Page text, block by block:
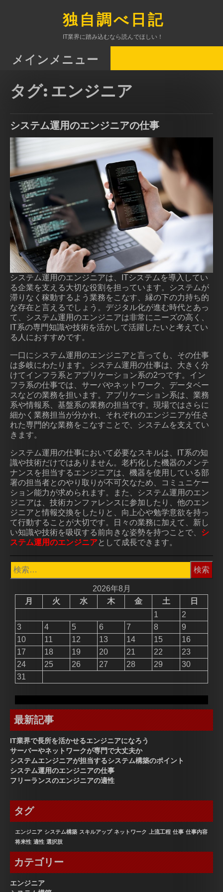
独自調べ日記
IT業界に踏み込むなら読んでほしい！
メインメニュー
タグ: エンジニア
システム運用のエンジニアの仕事
システム運用のエンジニアは、ITシステムを導入してい
る企業を支える大切な役割を担っています。システムが
滞りなく稼動するよう業務をこなす、縁の下の力持ち的
な存在と言えるでしょう。デジタル化が進む時代とあっ
て、システム運用のエンジニアは非常にニーズの高く、
IT系の専門知識や技術を活かして活躍したいと考えてい
る人におすすめです。
一口にシステム運用のエンジニアと言っても、その仕事
は多岐にわたります。システム運用の仕事は、大きく分
けてインフラ系とアプリケーション系の2つです。イン
フラ系の仕事では、サーバやネットワーク、データベー
スなどの業務を担います。アプリケーション系は、業務
系や情報系、基盤系の業務の担当です。現場ではさらに
細かく業務担当が分かれ、それぞれのエンジニアが任さ
れた専門的な業務をこなすことで、システムを支えてい
きます。
システム運用の仕事において必要なスキルは、IT系の知
識や技術だけではありません。老朽化した機器のメンテ
ナンスを担当するエンジニアは、機器を使用している部
署の担当者とのやり取りが不可欠なため、コミュニケー
ション能力が求められます。また、システム運用のエン
ジニアは、技術カンファレンスに参加したり、他のエン
ジニアと情報交換をしたりと、向上心や勉学意欲を持っ
て行動することが大切です。日々の業務に加えて、新し
い知識や技術を吸収する前向きな姿勢を持つことで、 シ
ステム運用のエンジニアとして成長できます。
検
索:
2026年8月
月
火 水 木 金 土
日
1
2
3
4 5 6 7 8
9
10
11 12 13 14 15
16
17
18 19 20 21 22
23
24
25 26 27 28 29
30
31
最新記事
IT業界で長所を活かせるエンジニアになろう
サーバーやネットワークが専門で大丈夫か
システムエンジニアが担当するシステム構築のポイント
システム運用のエンジニアの仕事
フリーランスのエンジニアの適性
タグ
エンジニア システム構築 スキルアップ ネットワーク 上流工程 仕事 仕事内容
将来性 適性 選択肢
カテゴリー
エンジニア